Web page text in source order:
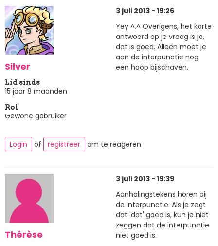
Silver
Lid sinds
15 jaar 8 maanden
Rol
Gewone gebruiker
3 juli 2013 - 19:26
Yey ^.^ Overigens, het korte
antwoord op je vraag is ja,
dat is goed. Alleen moet je
aan de interpunctie nog
een hoop bijschaven.
Login of registreer om te reageren
Thérèse
3 juli 2013 - 19:39
Aanhalingstekens horen bij
de interpunctie. Als je zegt
dat 'dat' goed is, kun je niet
zeggen dat de interpunctie
niet goed is.